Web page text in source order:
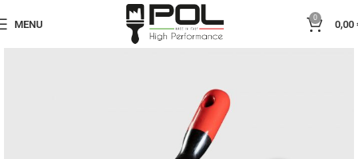
MENU
0
0,00